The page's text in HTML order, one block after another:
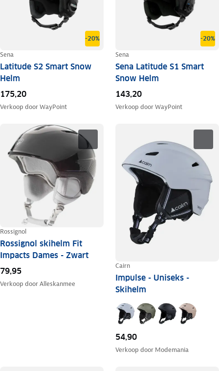
-20%
Sena
Latitude S2 Smart Snow
Helm
175,20
Verkoop doorWayPoint
-20%
Sena
Sena Latitude S1 Smart
Snow Helm
143,20
Verkoop doorWayPoint
Rossignol
Rossignol skihelm Fit
Impacts Dames - Zwart
79,95
Verkoop doorAlleskanmee
Cairn
Impulse - Uniseks -
Skihelm
54,90
Verkoop door Modemania